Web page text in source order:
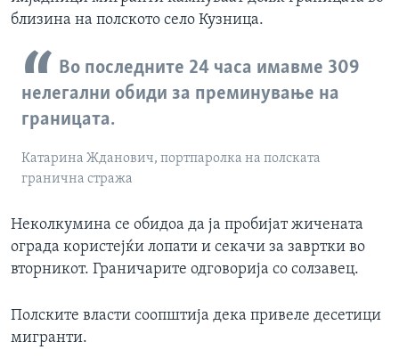
близина на полското село Кузница.
Во последните 24 часа имавме 309
нелегални обиди за преминување на
границата.
Катарина Жданович, портпаролка на полската
гранична стража
Неколкумина се обидоа да ја пробијат жичената
ограда користејќи лопати и секачи за завртки во
вторникот. Граничарите одговорија со солзавец.
Полските власти соопштија дека привеле десетици
мигранти.